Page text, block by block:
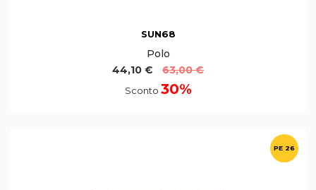
SUN68
Polo
44,10 €
63,00 €
Sconto 30%
PE 26